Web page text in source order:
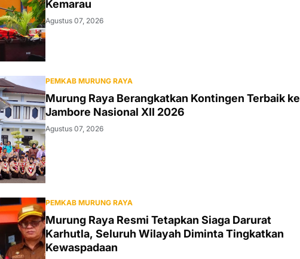
Kemarau
Agustus 07, 2026
PEMKAB MURUNG RAYA
Murung Raya Berangkatkan Kontingen Terbaik ke
Jambore Nasional XII 2026
Agustus 07, 2026
PEMKAB MURUNG RAYA
Murung Raya Resmi Tetapkan Siaga Darurat
Karhutla, Seluruh Wilayah Diminta Tingkatkan
Kewaspadaan